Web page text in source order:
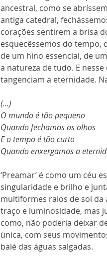
ancestral, como se
antiga catedral,
corações sentirem a brisa
esquecêssemos do tempo,
de um hino essencial, de
a natureza de tudo. E
tangenciam a eternidade.
(...)
O mundo é tão pequeno
Quando fechamos os olhos
E o tempo é tão curto
Quando enxergamos a
‘Preamar’ é como um céu
singularidade e brilho e
multiformes raios de sol
traço e luminosidade, mas
como, não poderia deixar
única, com seus
balé das águas salgadas.